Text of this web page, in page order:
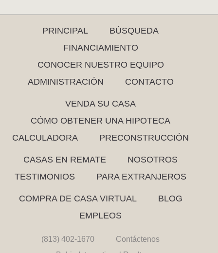
PRINCIPAL
BÚSQUEDA
FINANCIAMIENTO
CONOCER NUESTRO EQUIPO
ADMINISTRACIÓN
CONTACTO
VENDA SU CASA
CÓMO OBTENER UNA HIPOTECA
CALCULADORA
PRECONSTRUCCIÓN
CASAS EN REMATE
NOSOTROS
TESTIMONIOS
PARA EXTRANJEROS
COMPRA DE CASA VIRTUAL
BLOG
EMPLEOS
(813) 402-1670
Contáctenos